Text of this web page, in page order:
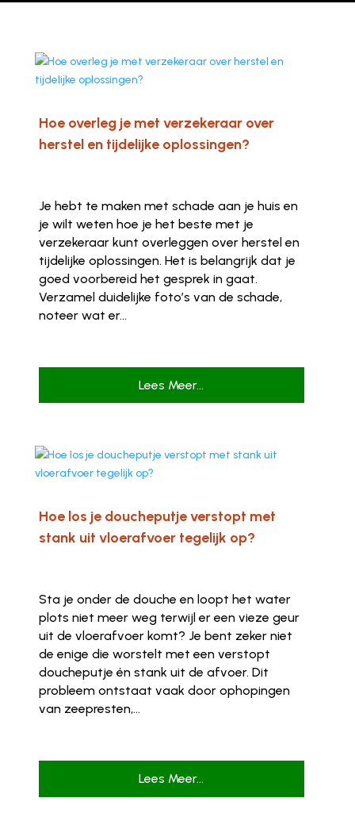
Hoe overleg je met verzekeraar over
herstel en tijdelijke oplossingen?
Je hebt te maken met schade aan je huis en
je wilt weten hoe je het beste met je
verzekeraar kunt overleggen over herstel en
tijdelijke oplossingen. Het is belangrijk dat je
goed voorbereid het gesprek in gaat.
Verzamel duidelijke foto’s van de schade,
noteer wat er...
Lees Meer...
Hoe los je doucheputje verstopt met
stank uit vloerafvoer tegelijk op?
Sta je onder de douche en loopt het water
plots niet meer weg terwijl er een vieze geur
uit de vloerafvoer komt? Je bent zeker niet
de enige die worstelt met een verstopt
doucheputje én stank uit de afvoer. Dit
probleem ontstaat vaak door ophopingen
van zeepresten,...
Lees Meer...